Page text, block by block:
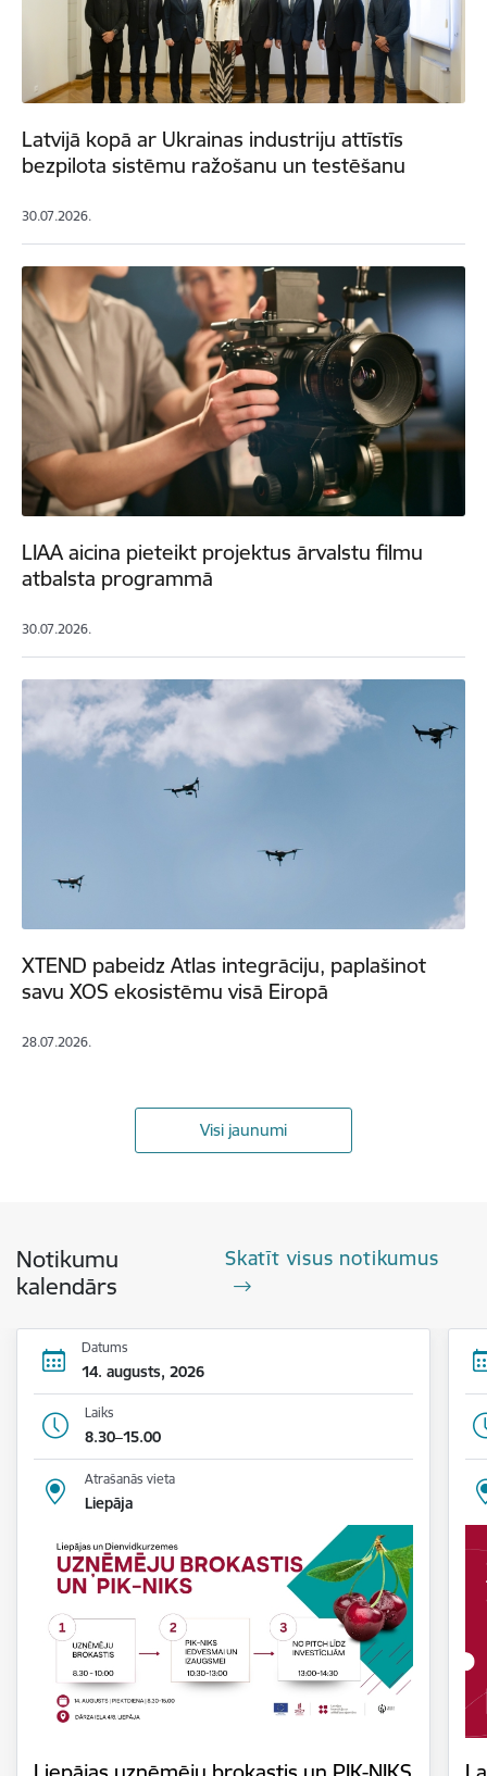
Latvijā kopā ar Ukrainas industriju attīstīs
bezpilota sistēmu ražošanu un testēšanu
30.07.2026.
LIAA aicina pieteikt projektus ārvalstu filmu
atbalsta programmā
30.07.2026.
XTEND pabeidz Atlas integrāciju, paplašinot
savu XOS ekosistēmu visā Eiropā
28.07.2026.
Visi jaunumi
Notikumu
kalendārs
Skatīt visus notikumus
Datums
14. augusts, 2026
Laiks
8.30–15.00
Atrašanās vieta
Liepāja